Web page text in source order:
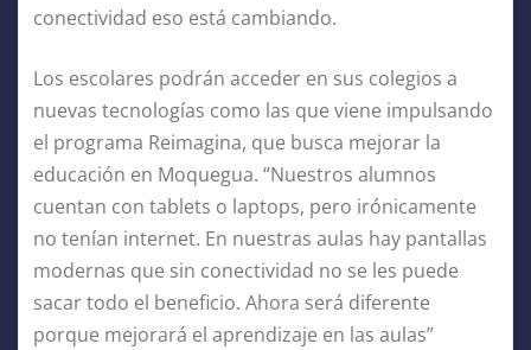
conectividad eso está cambiando.
Los escolares podrán acceder en sus colegios a
nuevas tecnologías como las que viene impulsando
el programa Reimagina, que busca mejorar la
educación en Moquegua. “Nuestros alumnos
cuentan con tablets o laptops, pero irónicamente
no tenían internet. En nuestras aulas hay pantallas
modernas que sin conectividad no se les puede
sacar todo el beneficio. Ahora será diferente
porque mejorará el aprendizaje en las aulas”